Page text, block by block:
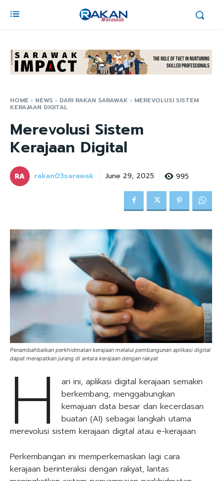
HOME NEWS DARI RAKAN SARAWAK MEREVOLUSI SISTEM
KERAJAAN DIGITAL
Merevolusi Sistem
Kerajaan Digital
rakan03sarawak June 29, 2025 995
Penambahbaikan perkhidmatan kerajaan melalui pembangunan aplikasi digital
dapat merapatkan jurang di antara kerajaan dengan rakyat
H ari ini, aplikasi digital kerajaan semakin
berkembang, menggabungkan
kemajuan data besar dan kecerdasan
buatan (AI) sebagai langkah utama
merevolusi sistem kerajaan digital atau e-kerajaan.
Perkembangan ini memperkemaskan lagi cara
kerajaan berinteraksi dengan rakyat, lantas